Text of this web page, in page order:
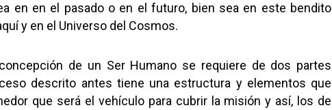
en en el pasado o en el futuro, bien sea en este bendito
y en el Universo del Cosmos.
de un Ser Humano se requiere de dos partes
descrito antes tiene una estructura y elementos que
que será el vehículo para cubrir la misión y así, los de